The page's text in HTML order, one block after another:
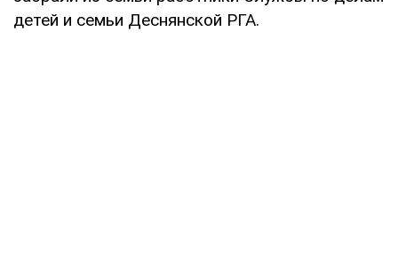
детей и семьи Деснянской РГА.